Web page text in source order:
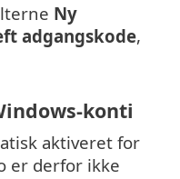
Ny
adgangskode,
konti
aktiveret for
er derfor ikke